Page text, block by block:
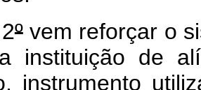
ºvem reforçar o
instituição de
instrumento